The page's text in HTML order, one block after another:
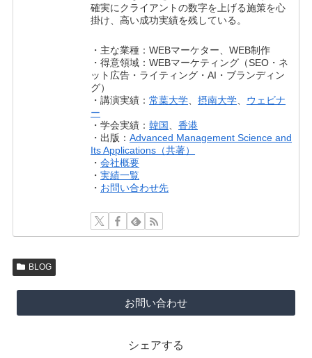
確実にクライアントの数字を上げる施策を心
掛け、高い成功実績を残している。
・主な業種：WEBマーケター、WEB制作
・得意領域：WEBマーケティング（SEO・ネ
ット広告・ライティング・AI・ブランディン
グ）
・講演実績：常葉大学、摂南大学、 ウェビナ
ー
・学会実績：韓国、香港
・出版：Advanced Management Science and
Its Applications（共著）
・会社概要
・実績一覧
・ お問い合わせ先
BLOG
お問い合わせ
シェアする